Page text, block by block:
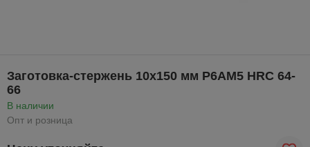
Заготовка-стержень 10х150 мм Р6АМ5 HRC 64-
66
В наличии
Опт и розница